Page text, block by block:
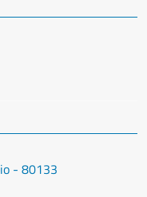
- 80133